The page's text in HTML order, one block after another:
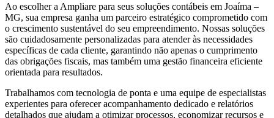
Ao escolher a Ampliare para seus soluções contábeis em Joaíma –
MG, sua empresa ganha um parceiro estratégico comprometido com
o crescimento sustentável do seu empreendimento. Nossas soluções
são cuidadosamente personalizadas para atender às necessidades
específicas de cada cliente, garantindo não apenas o cumprimento
das obrigações fiscais, mas também uma gestão financeira eficiente
orientada para resultados.
Trabalhamos com tecnologia de ponta e uma equipe de especialistas
experientes para oferecer acompanhamento dedicado e relatórios
detalhados que ajudam a otimizar processos, economizar recursos e